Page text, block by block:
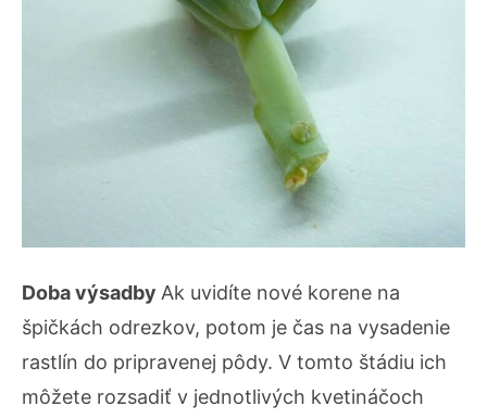
Doba výsadby Ak uvidíte nové korene na
špičkách odrezkov, potom je čas na vysadenie
rastlín do pripravenej pôdy. V tomto štádiu ich
môžete rozsadiť v jednotlivých kvetináčoch